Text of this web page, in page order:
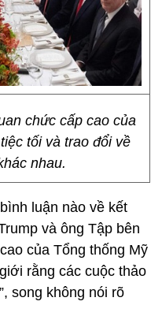
chức cấp cao của
tối và trao đổi về
nhau.
luận nào về kết
và ông Tập bên
của Tổng thống Mỹ
rằng các cuộc thảo
song không nói rõ